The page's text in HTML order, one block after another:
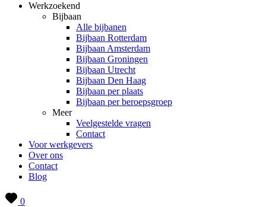
Werkzoekend
Bijbaan
Alle bijbanen
Bijbaan Rotterdam
Bijbaan Amsterdam
Bijbaan Groningen
Bijbaan Utrecht
Bijbaan Den Haag
Bijbaan per plaats
Bijbaan per beroepsgroep
Meer
Veelgestelde vragen
Contact
Voor werkgevers
Over ons
Contact
Blog
0